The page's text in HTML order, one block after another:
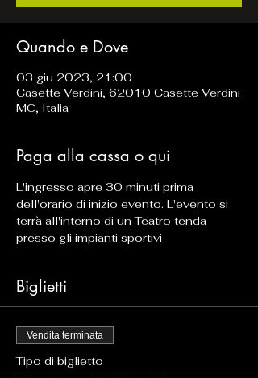
Quando e Dove
03 giu 2023, 21:00
Casette Verdini, 62010 Casette Verdini
MC, Italia
Paga alla cassa o qui
L'ingresso apre 30 minuti prima
dell'orario di inizio evento. L'evento si
terrà all'interno di un Teatro tenda
presso gli impianti sportivi
Biglietti
Vendita terminata
Tipo di biglietto